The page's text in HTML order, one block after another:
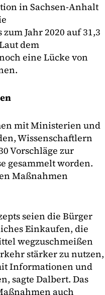
in Sachsen-Anhalt
Jahr 2020 auf 31,3
dem
eine Lücke von
mit Ministerien und
Wissenschaftlern
Vorschläge zur
gesammelt worden.
Maßnahmen
seien die Bürger
Einkaufen, die
wegzuschmeißen
stärker zu nutzen,
Informationen und
sagte Dalbert. Das
auch